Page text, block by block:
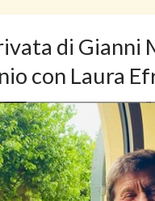
di Gianni
con Laura